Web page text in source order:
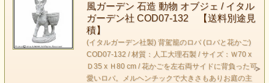
風ガーデン 石造 動物 オブジェ / イタル
ガーデン社 COD07-132 【送料別途見
積】
(イタルガーデン社製) 背駕籠のロバ (ロバと花かご)
COD07-132 / 材質：人工大理石製 / サイズ：Ｗ70 x
Ｄ35 x Ｈ80 cm / 花かごを左右両サイドに背負った可
愛いロバ。メルヘンチックで大きさもありお庭の主